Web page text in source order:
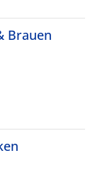
Brauen